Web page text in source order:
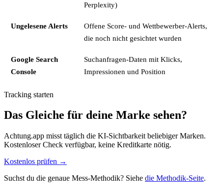
Perplexity)
Ungelesene Alerts
Offene Score- und Wettbewerber-Alerts,
die noch nicht gesichtet wurden
Google Search
Console
Suchanfragen-Daten mit Klicks,
Impressionen und Position
Tracking starten
Das Gleiche für deine Marke sehen?
Achtung.app misst täglich die KI-Sichtbarkeit beliebiger Marken.
Kostenloser Check verfügbar, keine Kreditkarte nötig.
Kostenlos prüfen →
Suchst du die genaue Mess-Methodik? Siehe die Methodik-Seite.